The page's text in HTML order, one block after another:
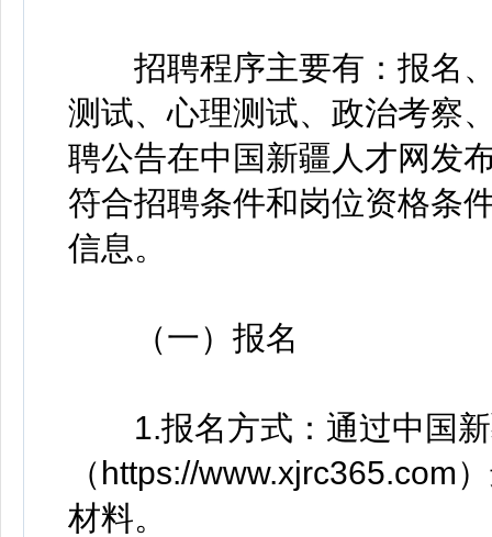
招聘程序主要有：报名、
测试、心理测试、政治考察
聘公告在中国新疆人才网发
符合招聘条件和岗位资格条
信息。
（一）报名
1.报名方式：通过中国新
（https://www.xjrc365.com
材料。